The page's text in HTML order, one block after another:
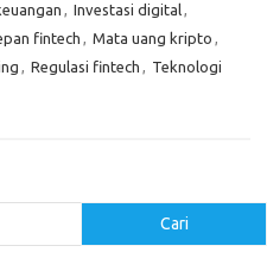
, Investasi digital,
fintech , Mata uang kripto ,
, Regulasi fintech , Teknologi
Cari